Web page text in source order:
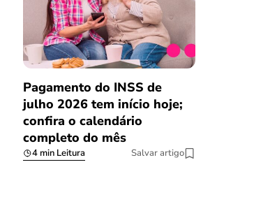
Pagamento do INSS de
julho 2026 tem início hoje;
confira o calendário
completo do mês
4 min Leitura Salvar artigo